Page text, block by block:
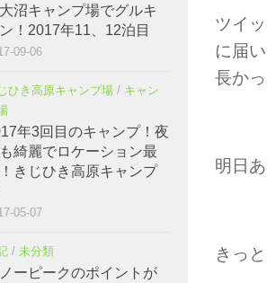
ツイ
に届
長か
明日
きっ
沼キャンプ場でグルキ
！2017年11、12泊目
09-06
ひき高原キャンプ場 / キャン
年3回目のキャンプ！夜
綺麗でロケーション最
きじひき高原キャンプ
05-07
/ 未分類
ーピークのポイントが